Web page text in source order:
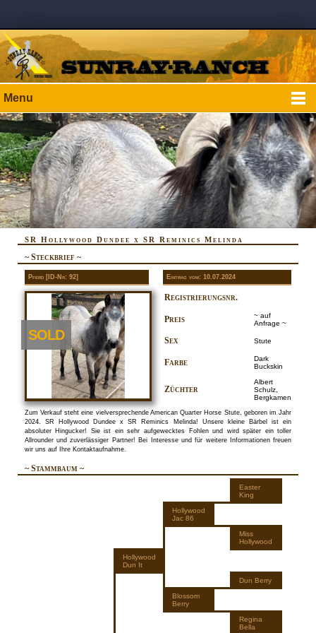
Menu
SR Hollywood Dundee x SR Reminics Melinda
~ Steckbrief ~
Pferd [ID-Nr: 92] Eintrag vom: 10.07.2024
SOLD
Registrierungsnr.
Preis
~ auf
Anfrage ~
Sex Stute
Farbe
Dark
Buckskin
Züchter
Albert
Schulz,
Bergkamen
Zum Verkauf steht eine vielversprechende American Quarter Horse Stute, geboren im Jahr
2024. SR Hollywood Dundee x SR Reminics Melinda! Unsere kleine Bärbel ist ein
absoluter Hingucker! Sie ist ein sehr aufgewecktes Fohlen und wird später ein toller
Allrounder und zuverlässiger Partner! Bei Interesse und für weitere Informationen freuen
wir uns auf Ihre Kontaktaufnahme.
~ Stammbaum ~
Easter
King
Hollywood
Jac 86
Miss
Hollywood
Hollywood
Dun It
Dun Berry
Blossom
Berry
Regina
Bella